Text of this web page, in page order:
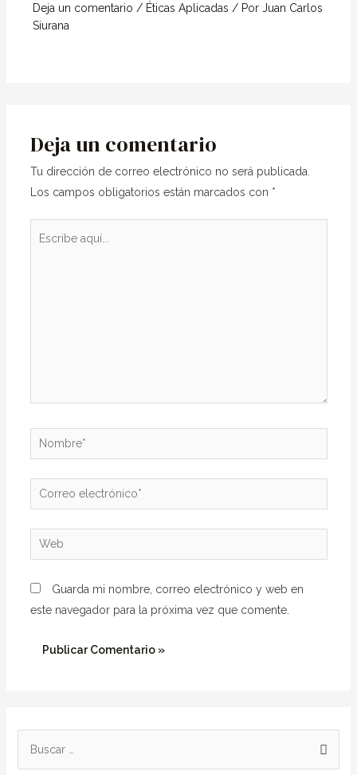
Deja un comentario / Éticas Aplicadas / PorJuan Carlos
Siurana
Deja un comentario
Tu dirección de correo electrónico no será publicada.
Los campos obligatorios están marcados con *
Nombre*
Correo
electrónico*
Web
Guarda mi nombre, correo electrónico y web en
este navegador para la próxima vez que comente.